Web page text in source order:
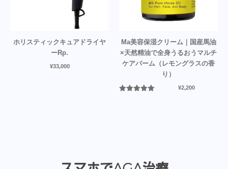
ホリスティックキュアドライヤ
ーRp.
¥33,000
Ma美容保湿クリーム｜国産馬油
×天然精油で全身うるおうマルチ
ケアバーム（レモングラスの香
り）
¥2,200